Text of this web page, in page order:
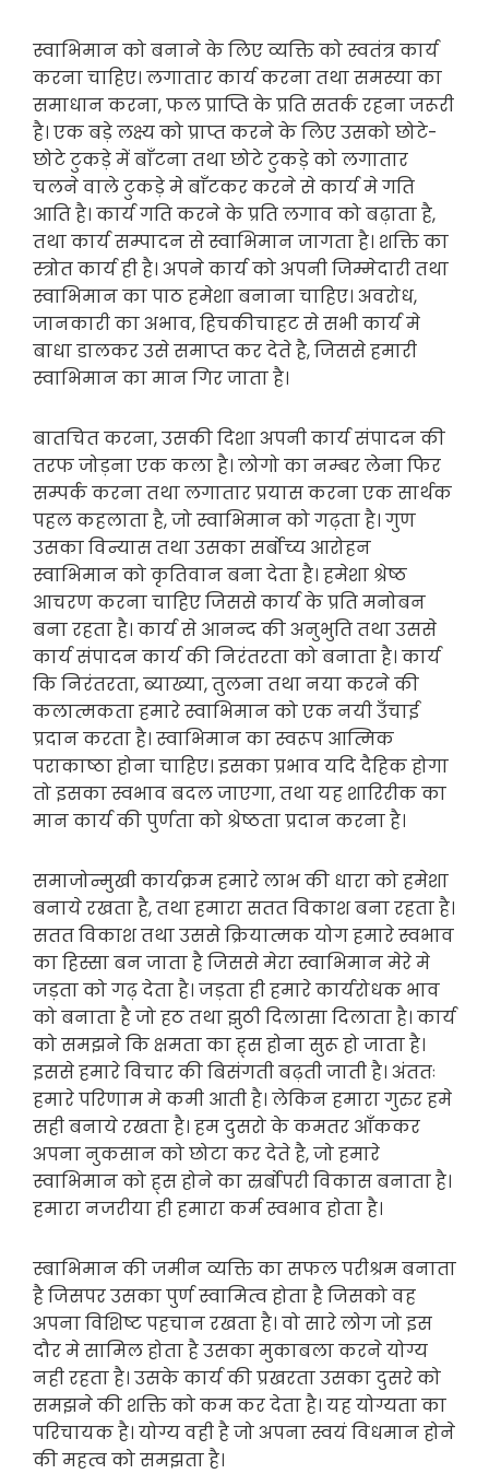
स्वाभिमान को बनाने के लिए व्यक्ति को स्वतंत्र कार्य
करना चाहिए। लगातार कार्य करना तथा समस्या का
समाधान करना, फल प्राप्ति के प्रति सतर्क रहना जरूरी
है। एक बड़े लक्ष्य को प्राप्त करने के लिए उसको छोटे-
छोटे टुकड़े में बाँटना तथा छोटे टुकड़े को लगातार
चलने वाले टुकड़े मे बाँटकर करने से कार्य मे गति
आति है। कार्य गति करने के प्रति लगाव को बढ़ाता है,
तथा कार्य सम्पादन से स्वाभिमान जागता है। शक्ति का
स्त्रोत कार्य ही है। अपने कार्य को अपनी जिम्मेदारी तथा
स्वाभिमान का पाठ हमेशा बनाना चाहिए। अवरोध,
जानकारी का अभाव, हिचकीचाहट से सभी कार्य मे
बाधा डालकर उसे समाप्त कर देते है, जिससे हमारी
स्वाभिमान का मान गिर जाता है।
बातचित करना, उसकी दिशा अपनी कार्य संपादन की
तरफ जोड़ना एक कला है। लोगो का नम्बर लेना फिर
सम्पर्क करना तथा लगातार प्रयास करना एक सार्थक
पहल कहलाता है, जो स्वाभिमान को गढ़ता है। गुण
उसका विन्यास तथा उसका सर्बोच्य आरोहन
स्वाभिमान को कृतिवान बना देता है। हमेशा श्रेष्ठ
आचरण करना चाहिए जिससे कार्य के प्रति मनोबन
बना रहता है। कार्य से आनन्द की अनुभुति तथा उससे
कार्य संपादन कार्य की निरंतरता को बनाता है। कार्य
कि निरंतरता, ब्याख्या, तुलना तथा नया करने की
कलात्मकता हमारे स्वाभिमान को एक नयी उँचाई
प्रदान करता है। स्वाभिमान का स्वरूप आत्मिक
पराकाष्ठा होना चाहिए। इसका प्रभाव यदि दैहिक होगा
तो इसका स्वभाव बदल जाएगा, तथा यह शारिरीक का
मान कार्य की पुर्णता को श्रेष्ठता प्रदान करना है।
समाजोन्मुखी कार्यक्रम हमारे लाभ की धारा को हमेशा
बनाये रखता है, तथा हमारा सतत विकाश बना रहता है।
सतत विकाश तथा उससे क्रियात्मक योग हमारे स्वभाव
का हिस्सा बन जाता है जिससे मेरा स्वाभिमान मेरे मे
जड़ता को गढ़ देता है। जड़ता ही हमारे कार्यरोधक भाव
को बनाता है जो हठ तथा झुठी दिलासा दिलाता है। कार्य
को समझने कि क्षमता का ह्स होना सुरू हो जाता है।
इससे हमारे विचार की बिसंगती बढ़ती जाती है। अंततः
हमारे परिणाम मे कमी आती है। लेकिन हमारा गुरुर हमे
सही बनाये रखता है। हम दुसरो के कमतर आँककर
अपना नुकसान को छोटा कर देते है, जो हमारे
स्वाभिमान को ह्स होने का स्रर्बोपरी विकास बनाता है।
हमारा नजरीया ही हमारा कर्म स्वभाव होता है।
स्बाभिमान की जमीन व्यक्ति का सफल परीश्रम बनाता
है जिसपर उसका पुर्ण स्वामित्व होता है जिसको वह
अपना विशिष्ट पहचान रखता है। वो सारे लोग जो इस
दौर मे सामिल होता है उसका मुकाबला करने योग्य
नही रहता है। उसके कार्य की प्रखरता उसका दुसरे को
समझने की शक्ति को कम कर देता है। यह योग्यता का
परिचायक है। योग्य वही है जो अपना स्वयं विधमान होने
की महत्व को समझता है।